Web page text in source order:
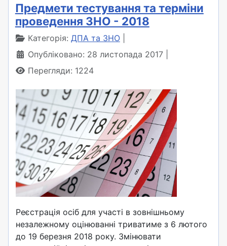
Предмети тестування та терміни
проведення ЗНО - 2018
Категорія: ДПА та ЗНО
Опубліковано: 28 листопада 2017
Перегляди: 1224
Реєстрація осіб для участі в зовнішньому
незалежному оцінюванні триватиме з 6 лютого
до 19 березня 2018 року. Змінювати